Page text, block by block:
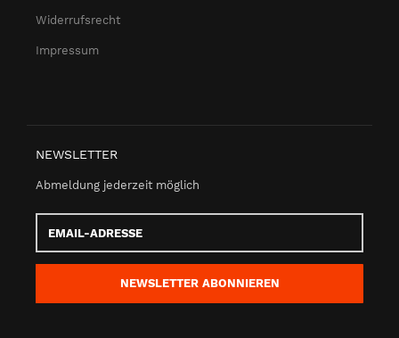
Widerrufsrecht
Impressum
NEWSLETTER
Abmeldung jederzeit möglich
Adresse
NEWSLETTER ABONNIEREN